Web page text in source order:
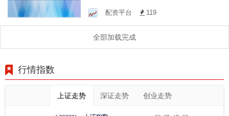
益与风险的策略解析
配资平台 119
全部加载完成
行情指数
上证走势 深证走势 创业走势